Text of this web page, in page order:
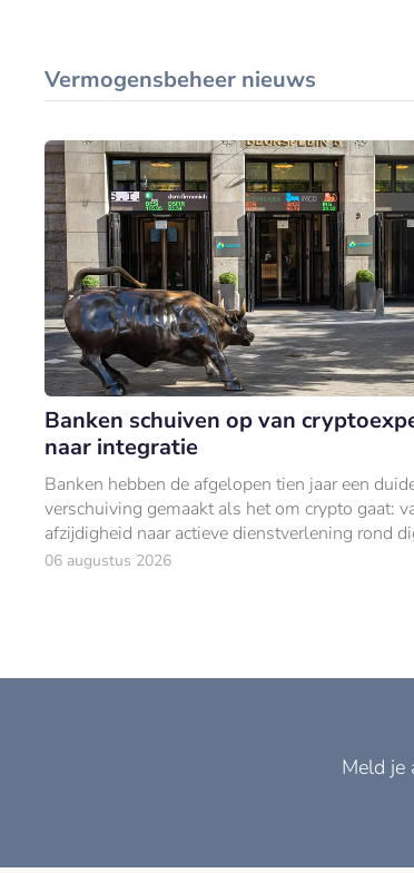
Vermogensbeheer nieuws
Banken schuiven op van
naar integratie
Banken hebben de afgelopen tien jaar een
verschuiving gemaakt als het om crypto gaat:
afzijdigheid naar actieve dienstverlening rond
activa.
06 augustus 2026
Meld je